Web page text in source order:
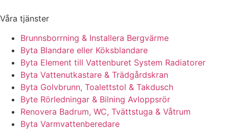
Våra tjänster
Brunnsborrning & Installera Bergvärme
Byta Blandare eller Köksblandare
Byta Element till Vattenburet System Radiatorer
Byta Vattenutkastare & Trädgårdskran
Byta Golvbrunn, Toalettstol & Takdusch
Byte Rörledningar & Bilning Avloppsrör
Renovera Badrum, WC, Tvättstuga & Våtrum
Byta Varmvattenberedare